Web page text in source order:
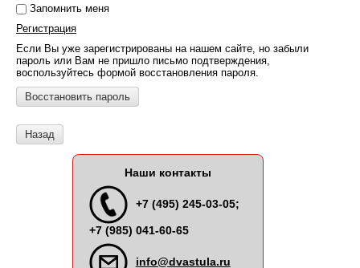
Запомнить меня
Регистрация
Если Вы уже зарегистрированы на нашем сайте, но забыли
пароль или Вам не пришло письмо подтверждения,
воспользуйтесь формой восстановления пароля.
Восстановить пароль
Назад
Наши контакты
+7 (495) 245-03-05;
+7 (985) 041-60-65
info@dvastula.ru